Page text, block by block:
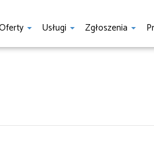
Usługi Zgłoszenia